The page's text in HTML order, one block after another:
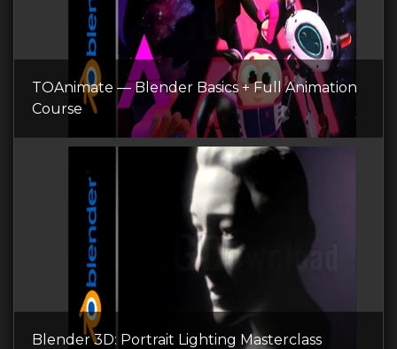
TOAnimate — Blender Basics + Full Animation
Course
Blender 3D: Portrait Lighting Masterclass